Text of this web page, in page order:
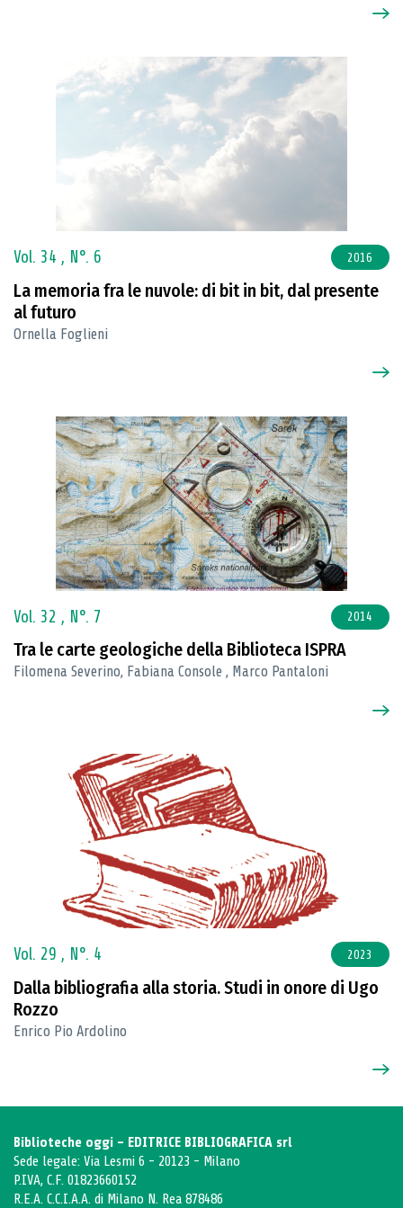
Vol. 34 , N°. 6 2016
La memoria fra le nuvole: di bit in bit, dal presente
al futuro
Ornella Foglieni
Vol. 32 , N°. 7 2014
Tra le carte geologiche della Biblioteca ISPRA
Filomena Severino, Fabiana Console , Marco Pantaloni
Vol. 29 , N°. 4 2023
Dalla bibliografia alla storia. Studi in onore di Ugo
Rozzo
Enrico Pio Ardolino
Biblioteche oggi - EDITRICE BIBLIOGRAFICA srl
Sede legale: Via Lesmi 6 - 20123 - Milano
P.IVA, C.F. 01823660152
R.E.A. C.C.I.A.A. di Milano N. Rea 878486